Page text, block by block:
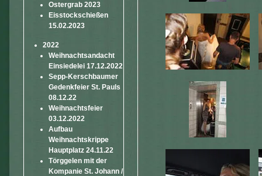
Ostergrab 2023
Eisstockschießen
15.02.2023
2022
Weihnachtsandacht
Einsiedelei 17.12.2022
Sepp-Kerschbaumer
Gedenkfeier St. Pauls
08.12.22
Weihnachtsfeier
03.12.2022
Aufbau
Weihnachtskrippe
Hauptplatz 24.11.22
Törggelen mit der
Kompanie St. Johann /